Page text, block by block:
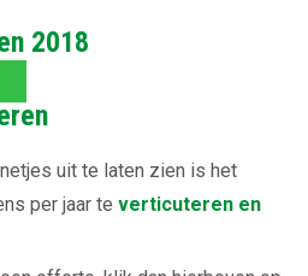
2018
uit te laten zien is het
per jaar te verticuteren en